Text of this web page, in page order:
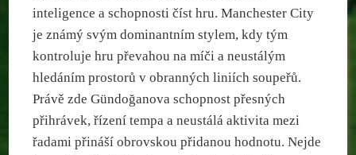
inteligence a schopnosti číst hru. Manchester City
je známý svým dominantním stylem, kdy tým
kontroluje hru převahou na míči a neustálým
hledáním prostorů v obranných liniích soupeřů.
Právě zde Gündoğanova schopnost přesných
přihrávek, řízení tempa a neustálá aktivita mezi
řadami přináší obrovskou přidanou hodnotu. Nejde